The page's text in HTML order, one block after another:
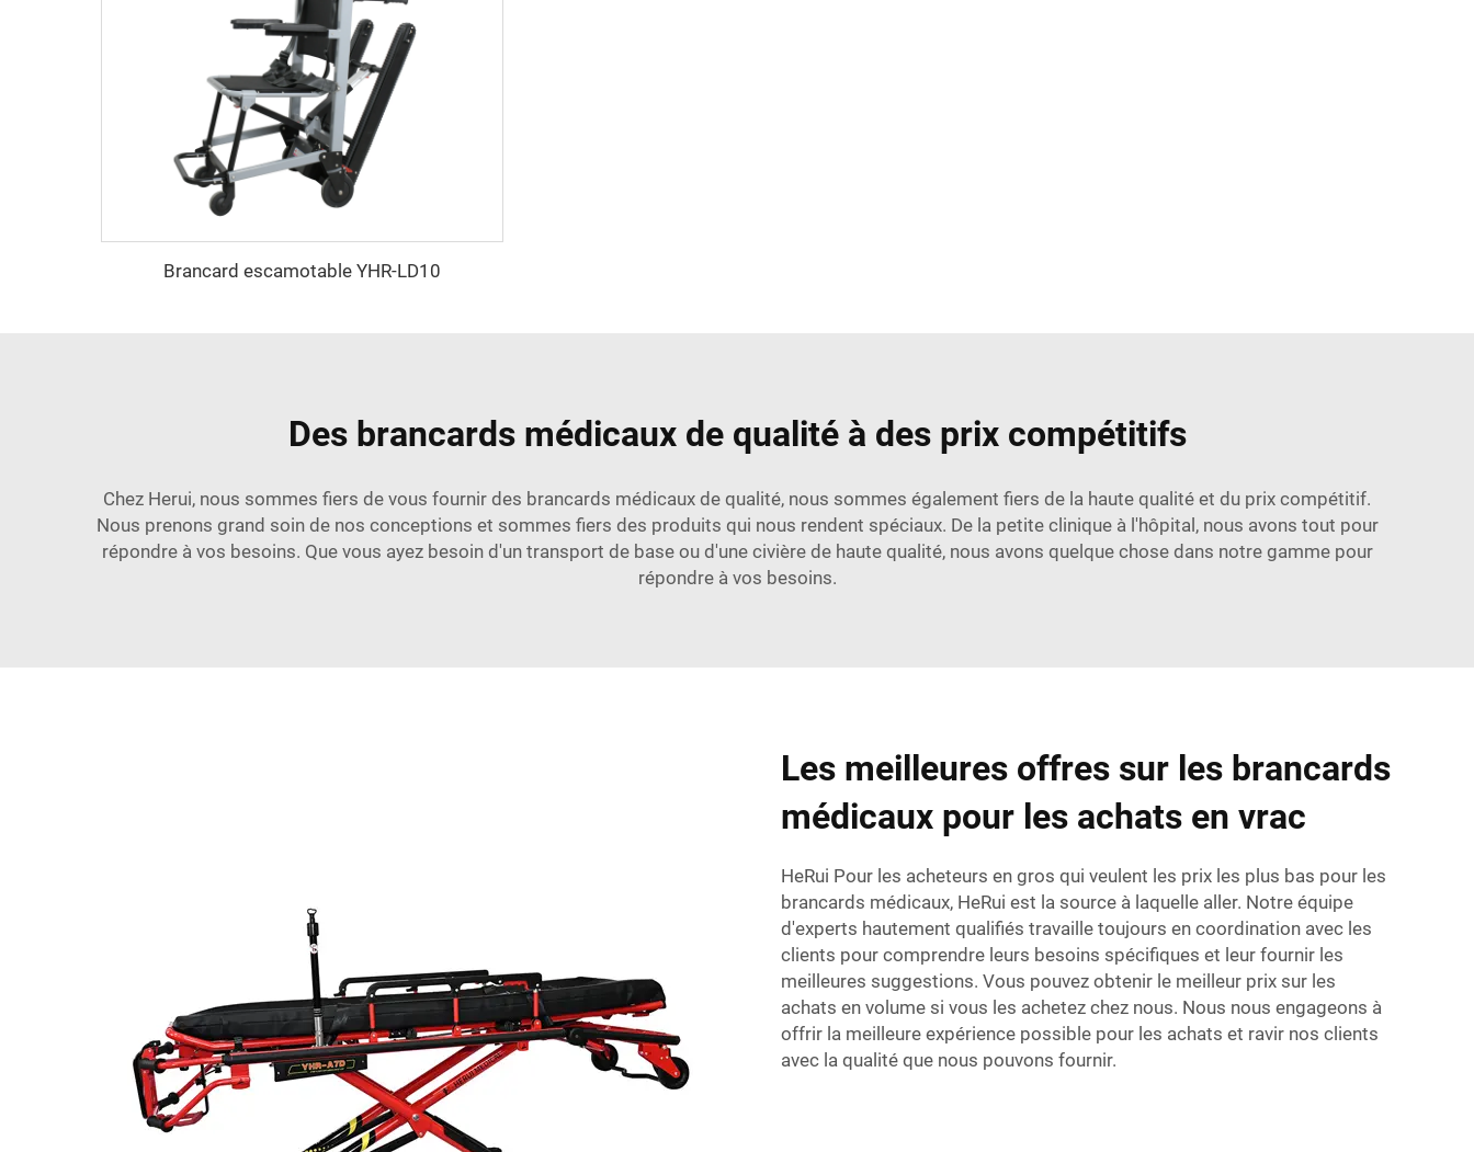
Brancard escamotable YHR-LD10
Des brancards médicaux de qualité à des prix compétitifs
Chez Herui, nous sommes fiers de vous fournir des brancards médicaux de qualité, nous sommes également fiers de la haute qualité et du prix compétitif.
Nous prenons grand soin de nos conceptions et sommes fiers des produits qui nous rendent spéciaux. De la petite clinique à l'hôpital, nous avons tout pour
répondre à vos besoins. Que vous ayez besoin d'un transport de base ou d'une civière de haute qualité, nous avons quelque chose dans notre gamme pour
répondre à vos besoins.
Les meilleures offres sur les brancards
médicaux pour les achats en vrac
HeRui Pour les acheteurs en gros qui veulent les prix les plus bas pour les
brancards médicaux, HeRui est la source à laquelle aller. Notre équipe
d'experts hautement qualifiés travaille toujours en coordination avec les
clients pour comprendre leurs besoins spécifiques et leur fournir les
meilleures suggestions. Vous pouvez obtenir le meilleur prix sur les
achats en volume si vous les achetez chez nous. Nous nous engageons à
offrir la meilleure expérience possible pour les achats et ravir nos clients
avec la qualité que nous pouvons fournir.